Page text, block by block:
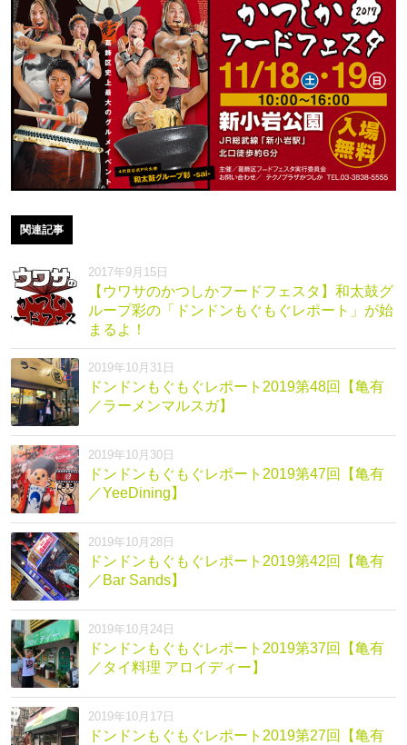
関連記事
2017年9月15日
【ウワサのかつしかフードフェスタ】和太鼓グ
ループ彩の「ドンドンもぐもぐレポート」が始
まるよ！
2019年10月31日
ドンドンもぐもぐレポート2019第48回【亀有
／ラーメンマルスガ】
2019年10月30日
ドンドンもぐもぐレポート2019第47回【亀有
／YeeDining】
2019年10月28日
ドンドンもぐもぐレポート2019第42回【亀有
／Bar Sands】
2019年10月24日
ドンドンもぐもぐレポート2019第37回【亀有
／タイ料理 アロイディー】
2019年10月17日
ドンドンもぐもぐレポート2019第27回【亀有